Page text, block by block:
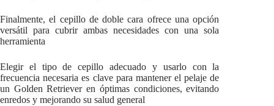
Finalmente, el cepillo de doble cara ofrece una opción
versátil para cubrir ambas necesidades con una sola
herramienta
Elegir el tipo de cepillo adecuado y usarlo con la
frecuencia necesaria es clave para mantener el pelaje de
un Golden Retriever en óptimas condiciones, evitando
enredos y mejorando su salud general